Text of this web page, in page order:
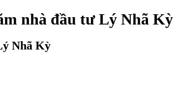
nhà đầu tư Lý Nhã Kỳ
Nhã Kỳ